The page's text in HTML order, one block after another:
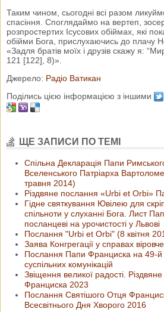
Таким чином, сьогодні всі разом
спасіння. Споглядаймо на вертеп,
розпростертих Ісусових обіймах, які
обійми Бога, прислухаючись до плачу
«Задля братів моїх і друзів скажу я:
121 [122], 8)».
Джерело: Радіо Ватикан
Поділись цією інформацією з іншими
ЩЕ ЗАПИСИ ПО ТЕМІ
Спільна Декларація Папи
Вселенського Патріарха
травня 2014)
Різдвяне послання «Urbi et Orbi»
Гідне святкування Ювілею для
спільноти у слуханні Бога. Лист
посланцеві на урочистості у Львові
Послання "Urbi et Orbi" (8 квітня
Заява Конгрегації у справах
Послання Папи Франциска на 49-й
суспільних комунікацій
Звіщення великої радості.
Франциска 2023
Послання Святішого Отця
Всесвітнього Дня Хворого 2016